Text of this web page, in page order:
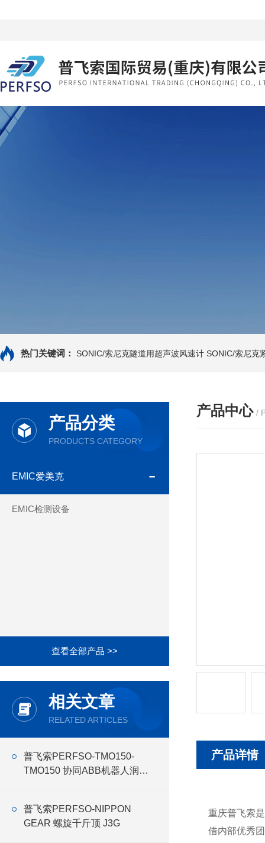
热门关键词： SONIC/索尼克隧道用超声波风速计 SONIC/索尼克
产品分类
PRODUCTS CATEGORY
EMIC爱美克
EMIC检测设备
查看全部产品 >>
相关文章
RELATED ARTICLES
普飞索PERFSO-TMO150-
TMO150 协同ABB机器人润滑
普飞索PERFSO-NIPPON
GEAR 螺旋千斤顶 J3G
产品中心 /
产品详情
重庆普飞索
借内部优秀